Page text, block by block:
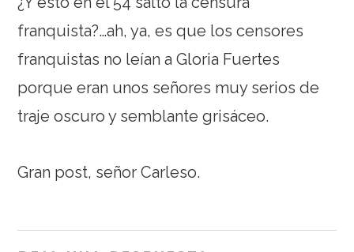
franquista?…ah, ya, es que los censores
franquistas no leían a Gloria Fuertes
porque eran unos señores muy serios de
traje oscuro y semblante grisáceo.
Gran post, señor Carleso.